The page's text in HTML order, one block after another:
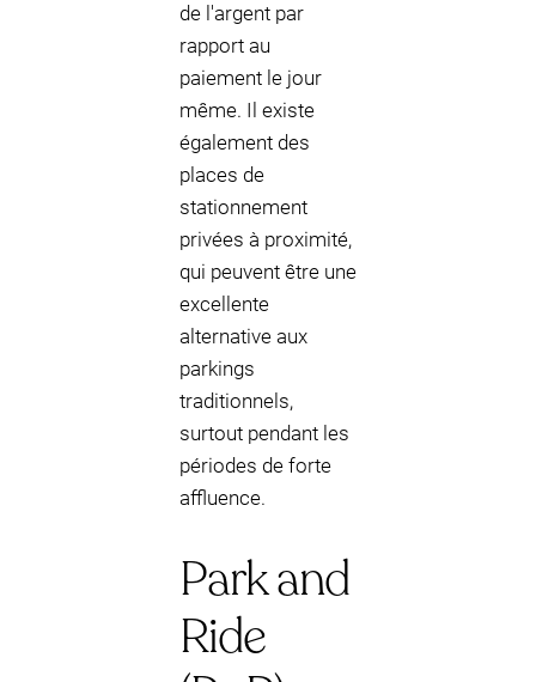
de l'argent par
rapport au
paiement le jour
même. Il existe
également des
places de
stationnement
privées à proximité,
qui peuvent être une
excellente
alternative aux
parkings
traditionnels,
surtout pendant les
périodes de forte
affluence.
Park and
Ride